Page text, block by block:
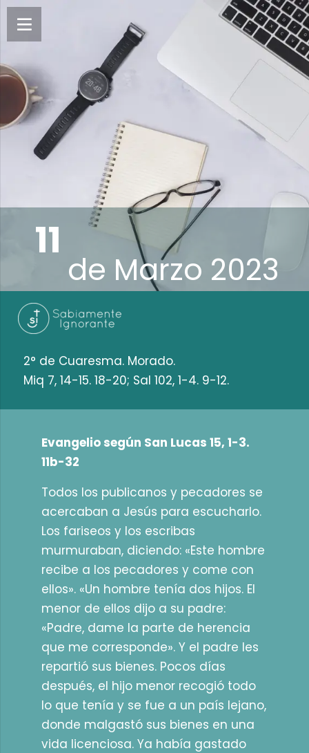
11
de Marzo 2023
2° de Cuaresma. Morado.
Miq 7, 14-15. 18-20; Sal 102, 1-4. 9-12.
Evangelio según San Lucas 15, 1-3.
11b-32
Todos los publicanos y pecadores se
acercaban a Jesús para escucharlo.
Los fariseos y los escribas
murmuraban, diciendo: «Este hombre
recibe a los pecadores y come con
ellos». «Un hombre tenía dos hijos. El
menor de ellos dijo a su padre:
«Padre, dame la parte de herencia
que me corresponde». Y el padre les
repartió sus bienes. Pocos días
después, el hijo menor recogió todo
lo que tenía y se fue a un país lejano,
donde malgastó sus bienes en una
vida licenciosa. Ya había gastado